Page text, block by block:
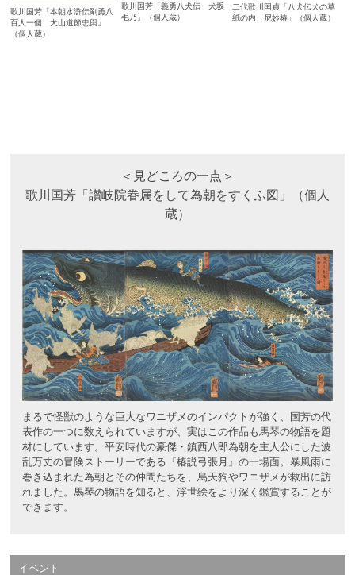
歌川国芳「本朝水滸伝剛勇八
百人一個 犬山道節忠與」
（個人蔵）
歌川国芳「義勇八犬伝 犬坂
毛乃」（個人蔵）
二代歌川国貞「八犬伝犬の草
紙の内 尼妙椿」（個人蔵）
＜見どころの一点＞
歌川国芳「讃岐院眷属をして為朝をすくふ図」（個人
蔵）
まるで怪獣のような巨大なワニザメのインパクトが強く、国芳の代
表作の一つに数えられていますが、実はこの作品も馬琴の物語を題
材にしています。平安時代の豪傑・鎮西八郎為朝を主人公にした波
乱万丈の冒険ストーリーである『椿説弓張月』の一場面。暴風雨に
巻き込まれた為朝とその仲間たちを、烏天狗やワニザメが救出に訪
れました。馬琴の物語を知ると、浮世絵をより深く鑑賞することが
できます。
イベント